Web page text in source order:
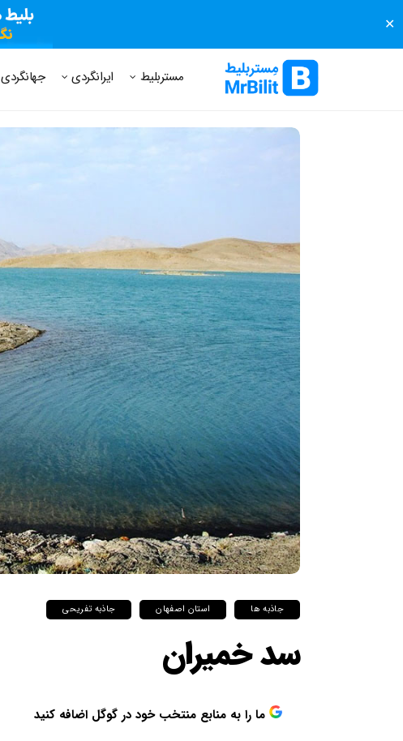
✕
مستر بلیط مجله مستر بلیط پرسش های متداول
مستربلیط ایرانگردی جهانگردی
جاذبه ها استان اصفهان جاذبه تفریحی
سد خمیران
ما را به منابع منتخب خود در گوگل اضافه کنید